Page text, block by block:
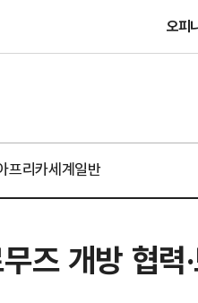
오피
프리카세계일반
즈 개방 협